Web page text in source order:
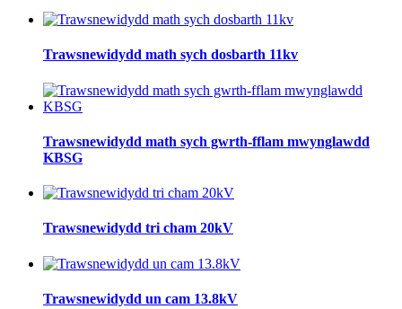
Trawsnewidydd math sych dosbarth 11kv
Trawsnewidydd math sych gwrth-fflam mwynglawdd
KBSG
Trawsnewidydd tri cham 20kV
Trawsnewidydd un cam 13.8kV